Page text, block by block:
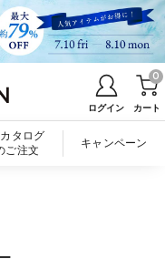
ログイン カート
0
タログ
ご注文
キャンペーン